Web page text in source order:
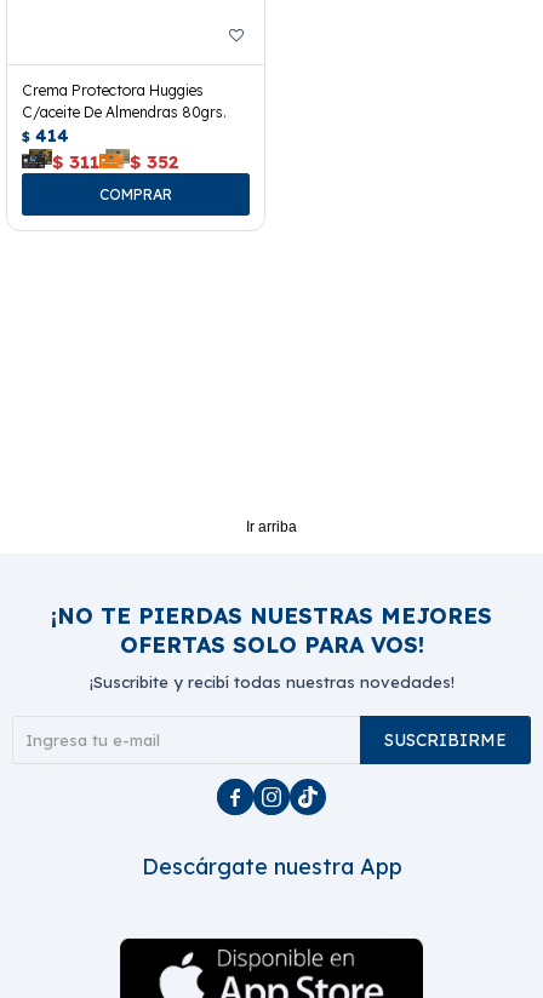
Crema Protectora Huggies
C/aceite De Almendras 80grs.
$ 414
$ 311 $ 352
Ir arriba
¡NO TE PIERDAS NUESTRAS MEJORES
OFERTAS SOLO PARA VOS!
¡Suscribite y recibí todas nuestras novedades!
SUSCRIBIRME
  
Descárgate nuestra App